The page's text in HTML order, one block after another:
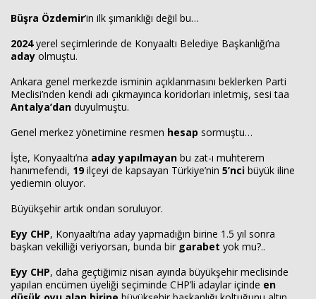
Büşra Özdemir’in ilk şımarıklığı değil bu…
2024yerel seçimlerinde de Konyaaltı Belediye Başkanlığı’na
aday olmuştu.
Ankara genel merkezde isminin açıklanmasını beklerken Parti
Meclisi’nden kendi adı çıkmayınca koridorları inletmiş, sesi taa
Antalya’dan duyulmuştu.
Genel merkez yönetimine resmen hesap sormuştu…
İşte, Konyaaltı’na aday yapılmayan bu zat-ı muhterem
hanımefendi, 19ilçeyi de kapsayan Türkiye’nin 5’nci büyük iline
yediemin oluyor.
Büyükşehir artık ondan soruluyor.
Eyy CHP, Konyaaltı’na aday yapmadığın birine 1.5 yıl sonra
başkan vekilliği veriyorsan, bunda bir garabet yok mu?..
Eyy CHP, daha geçtiğimiz nisan ayında büyükşehir meclisinde
yapılan encümen üyeliği seçiminde CHP’li adaylar içinde en